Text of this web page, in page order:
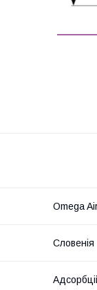
Omega
Словенія